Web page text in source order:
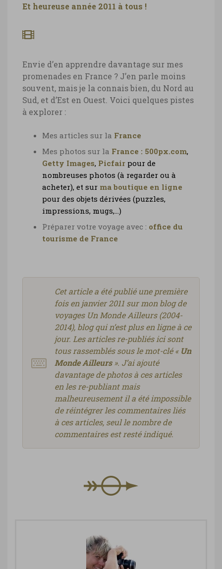
Et heureuse année 2011 à tous !
Envie d’en apprendre davantage sur mes
promenades en France ? J’en parle moins
souvent, mais je la connais bien, du Nord au
Sud, et d’Est en Ouest. Voici quelques pistes
à explorer :
Mes articles sur la France
Mes photos sur la France : 500px.com,
Getty Images, Picfair pour de
nombreuses photos (à regarder ou à
acheter), et sur ma boutique en ligne
pour des objets dérivées (puzzles,
impressions, mugs,…)
Préparer votre voyage avec : office du
tourisme de France
Cet article a été publié une première
fois en janvier 2011 sur mon blog de
voyages Un Monde Ailleurs (2004-
2014), blog qui n’est plus en ligne à ce
jour. Les articles re-publiés ici sont
tous rassemblés sous le mot-clé « Un
Monde Ailleurs». J’ai ajouté
davantage de photos à ces articles
en les re-publiant mais
malheureusement il a été impossible
de réintégrer les commentaires liés
à ces articles, seul le nombre de
commentaires est resté indiqué.